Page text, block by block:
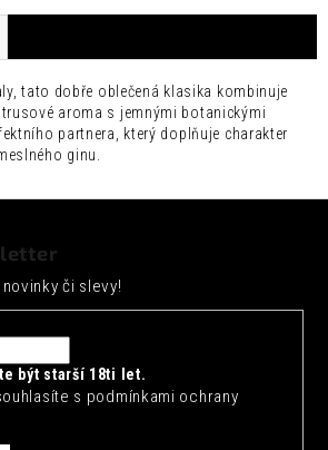
tato dobře oblečená klasika kombinuje
aroma s jemnými botanickými
partnera, který doplňuje charakter
ginu.
či slevy!
být starší 18ti let.
s podmínkami ochrany